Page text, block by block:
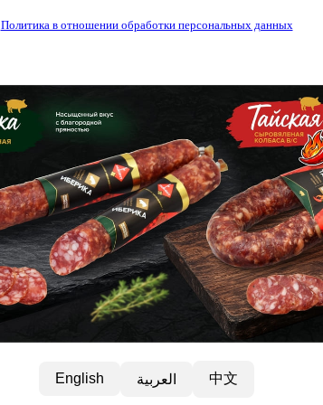
Политика в отношении обработки персональных данных
English العربية 中文